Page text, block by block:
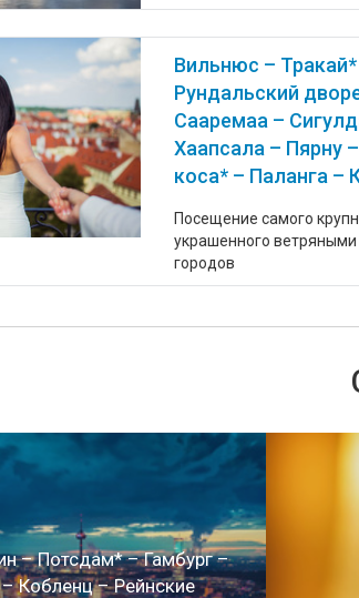
Вильнюс –
Рундальский
Сааремаа –
Хаапсала – Пярну
коса* – Паланга –
Посещение самого
украшенного
городов
– Потсдам* – Гамбург –
Кобленц – Рейнские